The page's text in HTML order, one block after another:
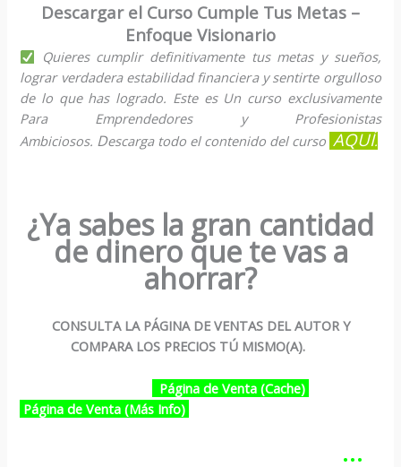
Descargar el Curso Cumple Tus Metas –
Enfoque Visionario
Quieres cumplir definitivamente tus metas y sueños,
lograr verdadera estabilidad financiera y sentirte orgulloso
de lo que has logrado. Este es Un curso exclusivamente
Para Emprendedores y Profesionistas
Ambiciosos. Descarga todo el contenido del curso AQUÍ.
¿Ya sabes la gran cantidad
de dinero que te vas a
ahorrar?
CONSULTA LA PÁGINA DE VENTAS DEL AUTOR Y
COMPARA LOS PRECIOS TÚ MISMO(A).
Página de Venta (Cache)
Página de Venta (Más Info)
…………………………………………